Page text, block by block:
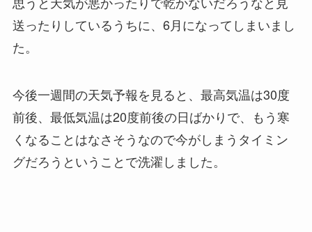
送ったりしているうちに、6月になってしまいまし
た。
今後一週間の天気予報を見ると、最高気温は30度
前後、最低気温は20度前後の日ばかりで、もう寒
くなることはなさそうなので今がしまうタイミン
グだろうということで洗濯しました。